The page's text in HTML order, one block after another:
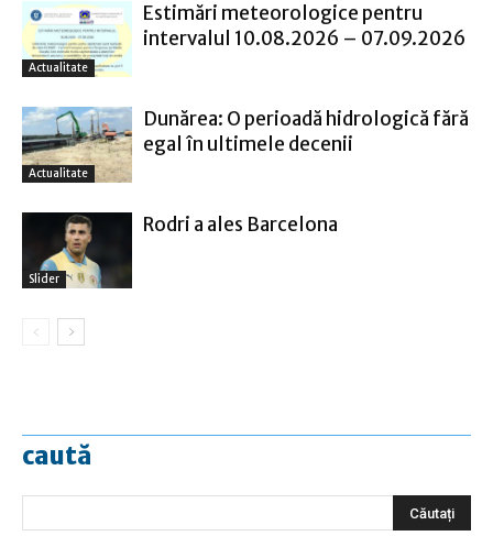
Actualitate
Estimări meteorologice pentru
intervalul 10.08.2026 – 07.09.2026
Actualitate
Dunărea: O perioadă hidrologică fără
egal în ultimele decenii
Slider
Rodri a ales Barcelona
caută